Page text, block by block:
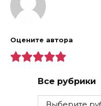
Оцените автора
Все рубрики
Все